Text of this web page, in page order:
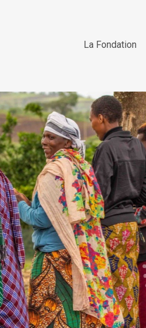
La Fondation